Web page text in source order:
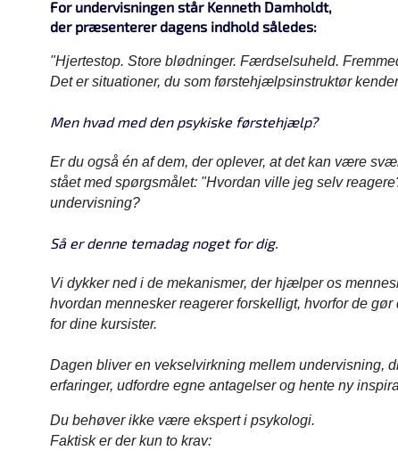
For undervisningen står Kenneth Damholdt,
der præsenterer dagens indhold således:
"Hjertestop. Store blødninger. Færdselsuheld.
Det er situationer, du som førstehjælpsinstruktør
Men hvad med den psykiske førstehjælp?
Er du også én af dem, der oplever, at det kan være
stået med spørgsmålet: "Hvordan ville jeg selv
undervisning?
Så er denne temadag noget for dig.
Vi dykker ned i de mekanismer, der hjælper os
hvordan mennesker reagerer forskelligt, hvorfor de
for dine kursister.
Dagen bliver en vekselvirkning mellem undervisning,
erfaringer, udfordre egne antagelser og hente ny
Du behøver ikke være ekspert i psykologi.
Faktisk er der kun to krav: